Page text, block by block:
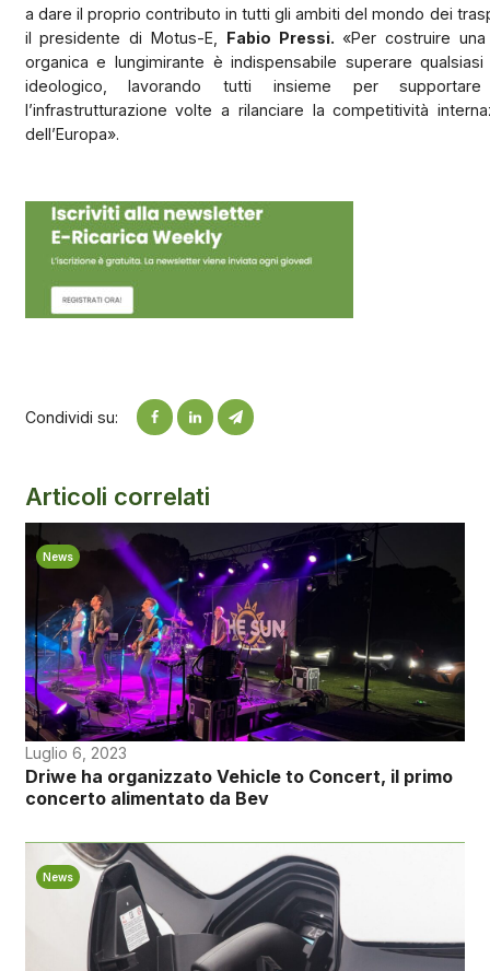
a dare il proprio contributo in tutti gli ambiti del mondo dei
il presidente di Motus-E, Fabio Pressi.«Per costruire
organica e lungimirante è indispensabile superare
ideologico, lavorando tutti insieme per supportare
l’infrastrutturazione volte a rilanciare la competitività
dell’Europa».
Condividi su:
Articoli correlati
News
Luglio 6, 2023
Driwe ha organizzato Vehicle to Concert, il primo
concerto alimentato da Bev
News